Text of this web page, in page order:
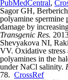
PubMedCentral,
Sagor GH,
polyamine spermine
damage by
Transgenic Res.
Shevyakova NI,
VV. Oxidative stress
polyamines in the
under NaCl salinity.
78. CrossRef